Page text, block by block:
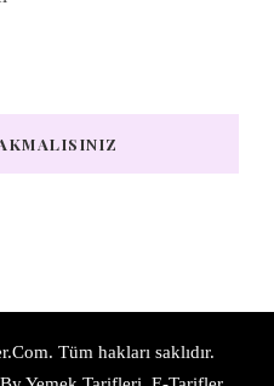
. Tüm hakları saklıdır.